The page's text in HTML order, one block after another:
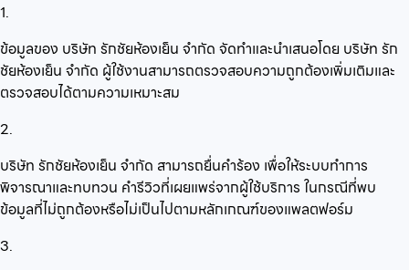
1.
ข้อมูลของ บริษัท รักชัยห้องเย็น จำกัด จัดทำและนำเสนอโดย บริษัท รัก
ชัยห้องเย็น จำกัด ผู้ใช้งานสามารถตรวจสอบความถูกต้องเพิ่มเติมและ
ตรวจสอบได้ตามความเหมาะสม
2.
บริษัท รักชัยห้องเย็น จำกัด สามารถยื่นคำร้อง เพื่อให้ระบบทำการ
พิจารณาและทบทวน คำรีวิวที่เผยแพร่จากผู้ใช้บริการ ในกรณีที่พบ
ข้อมูลที่ไม่ถูกต้องหรือไม่เป็นไปตามหลักเกณฑ์ของแพลตฟอร์ม
3.